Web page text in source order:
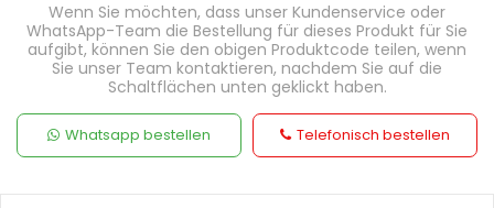
Wenn Sie möchten, dass unser Kundenservice oder
WhatsApp-Team die Bestellung für dieses Produkt für Sie
aufgibt, können Sie den obigen Produktcode teilen, wenn
Sie unser Team kontaktieren, nachdem Sie auf die
Schaltflächen unten geklickt haben.
Whatsapp bestellen Telefonisch bestellen